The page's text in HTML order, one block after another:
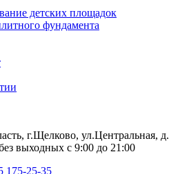
детских площадок
фундамента
г.Щелково, ул.Центральная,
выходных с 9:00 до 21:00
175-25-35